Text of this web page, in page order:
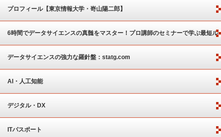
プロフィール【東京情報大学・嵜山陽二郎】
6時間でデータサイエンスの真髄をマスター！プロ講師のセミナーで学ぶ最短ル
ート
データサイエンスの強力な羅針盤：statg.com
AI・人工知能
デジタル・DX
ITパスポート